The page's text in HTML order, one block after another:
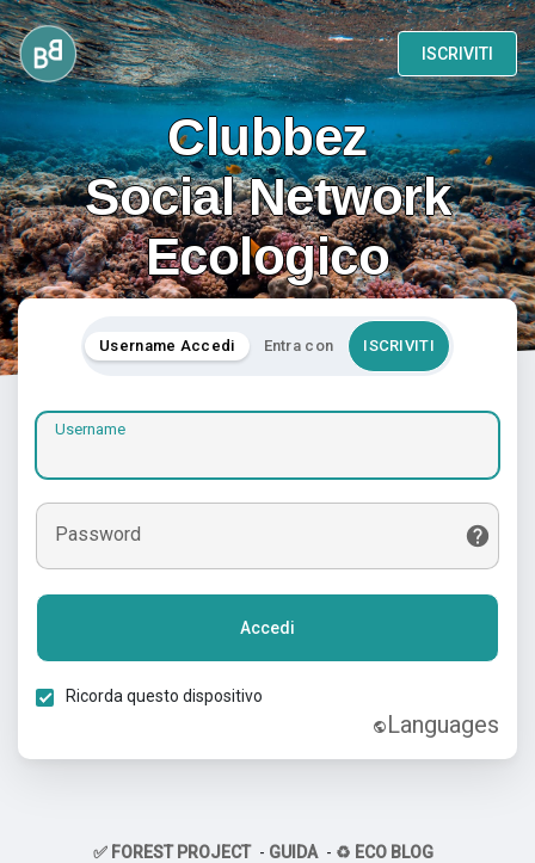
ISCRIVITI
Clubbez
Social Network
Ecologico
Username Accedi Entra con ISCRIVITI
Username
Password
Accedi
Ricorda questo dispositivo
Languages
✅ FOREST PROJECT - GUIDA - ♻️ ECO BLOG